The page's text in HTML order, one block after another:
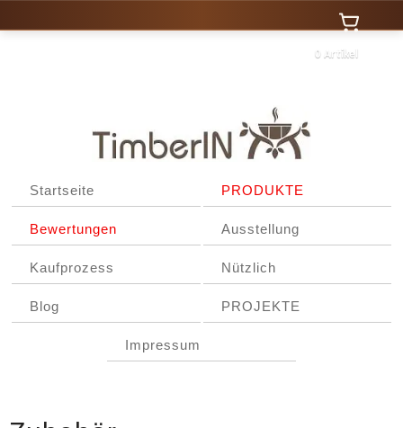
0 Artikel
Startseite PRODUKTE
Bewertungen Ausstellung
Kaufprozess Nützlich
Blog PROJEKTE
Impressum